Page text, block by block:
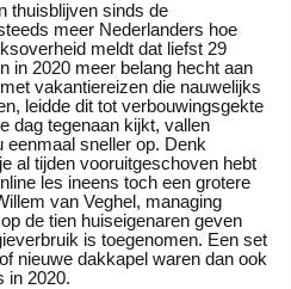
thuisblijven sinds de
meer Nederlanders hoe
meldt dat liefst 29
in 2020 meer belang hecht aan
vakantiereizen die nauwelijks
leidde dit tot verbouwingsgekte
dag tegenaan kijkt, vallen
eenmaal sneller op. Denk
al tijden vooruitgeschoven hebt
les ineens toch een grotere
van Veghel, managing
de tien huiseigenaren geven
is toegenomen. Een set
nieuwe dakkapel waren dan ook
in 2020.